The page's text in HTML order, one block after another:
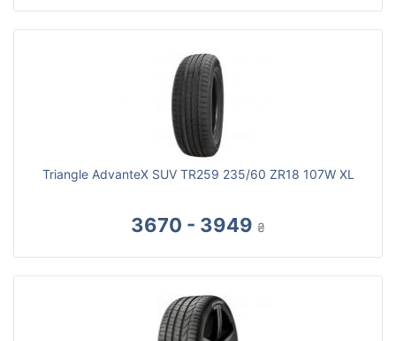
Triangle AdvanteX SUV TR259 235/60 ZR18 107W XL
3670 - 3949 ₴